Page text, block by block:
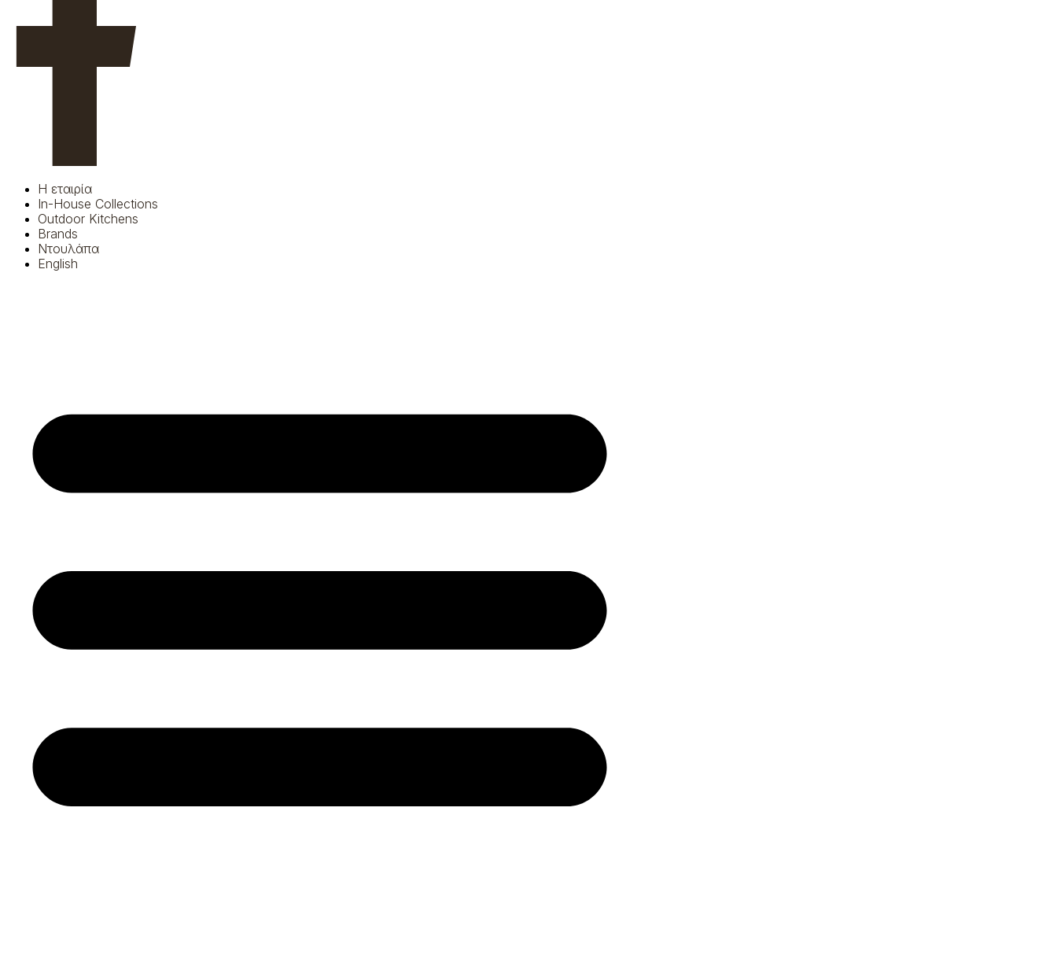
Η εταιρία
In-House Collections
Outdoor Kitchens
Brands
Ντουλάπα
English